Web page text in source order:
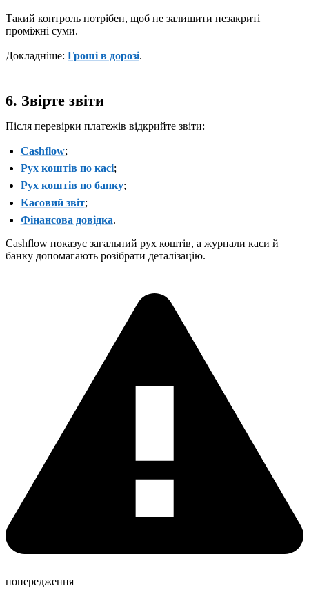
Такий контроль потрібен, щоб не залишити незакриті
проміжні суми.
Докладніше: Гроші в дорозі.
6. Звірте звіти
Після перевірки платежів відкрийте звіти:
Cashflow;
Рух коштів по касі;
Рух коштів по банку;
Касовий звіт;
Фінансова довідка.
Cashflow показує загальний рух коштів, а журнали каси й
банку допомагають розібрати деталізацію.
попередження